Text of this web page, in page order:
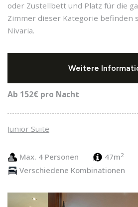
oder Zustellbett und Platz für die
Zimmer dieser Kategorie befinden
Nivaria.
Weitere
Ab 152€ pro Nacht
Junior Suite
Max. 4 Personen 47m2
Verschiedene Kombinationen